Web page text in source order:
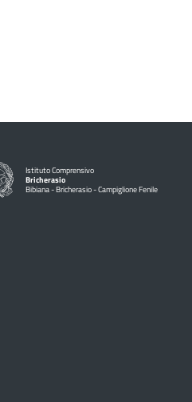
Istituto Comprensivo
Bricherasio
Bibiana - Bricherasio - Campiglione Fenile